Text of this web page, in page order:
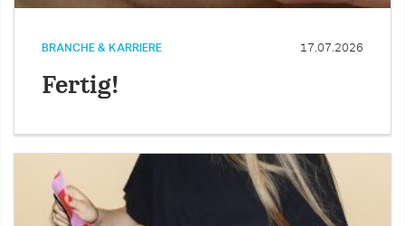
BRANCHE & KARRIERE 17.07.2026
Fertig!